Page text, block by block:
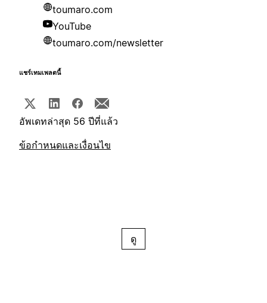
toumaro.com
YouTube
toumaro.com/newsletter
แชร์เทมเพลตนี้
อัพเดทล่าสุด 56 ปีที่แล้ว
ข้อกำหนดและเงื่อนไข
ดู